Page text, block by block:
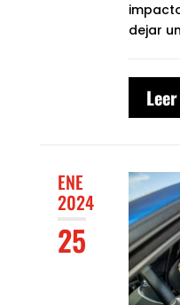
dejar
ENE
2024
25